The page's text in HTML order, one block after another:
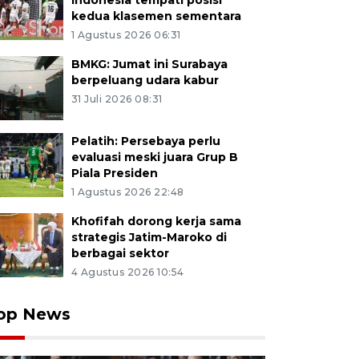
kedua klasemen sementara
1 Agustus 2026 06:31
BMKG: Jumat ini Surabaya
berpeluang udara kabur
31 Juli 2026 08:31
Pelatih: Persebaya perlu
evaluasi meski juara Grup B
Piala Presiden
1 Agustus 2026 22:48
Khofifah dorong kerja sama
strategis Jatim-Maroko di
berbagai sektor
4 Agustus 2026 10:54
News